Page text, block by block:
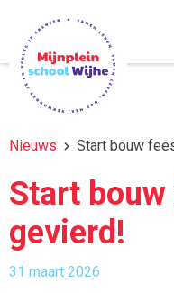
Nieuws Start bouw
Start
gevierd!
31 maart 2026